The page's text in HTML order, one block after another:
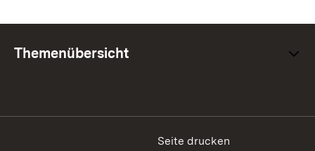
Themenübersicht
Seite drucken